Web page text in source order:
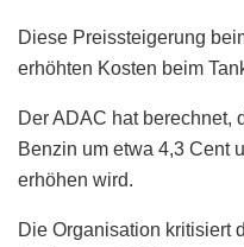
Diese Preissteigerung
erhöhten Kosten beim
Der ADAC hat berechnet,
Benzin um etwa 4,3 Cent
erhöhen wird.
Die Organisation kritisiert